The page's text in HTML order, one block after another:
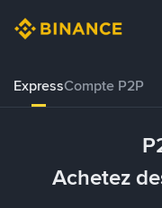
ExpressCompte P2P
Achetez